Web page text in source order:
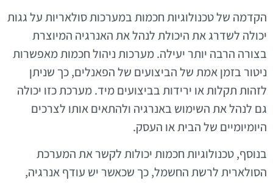
הקדמה של טכנולוגיות חכמות במערכות סולאריות על גגות
יכולה לשדרג את היכולת לנהל את האנרגיה המיוצרת
בצורה הרבה יותר יעילה. מערכות ניהול חכמות מאפשרות
ניטור בזמן אמת של הביצועים של הפאנלים, כך שניתן
לזהות תקלות או ירידות בביצועים מיד. מערכת כזו יכולה
גם לנהל את השימוש באנרגיה ולהתאים אותו לצרכים
היומיומיים של הבית או העסק.
בנוסף, טכנולוגיות חכמות יכולות לקשר את המערכת
הסולארית לרשת החשמל, כך שכאשר יש עודף אנרגיה,